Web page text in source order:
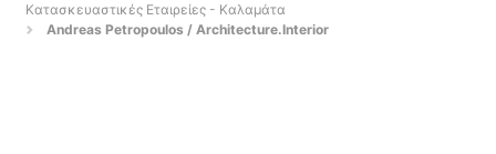
Κατασκευαστικές Εταιρείες - Καλαμάτα
Andreas Petropoulos / Architecture.Interior